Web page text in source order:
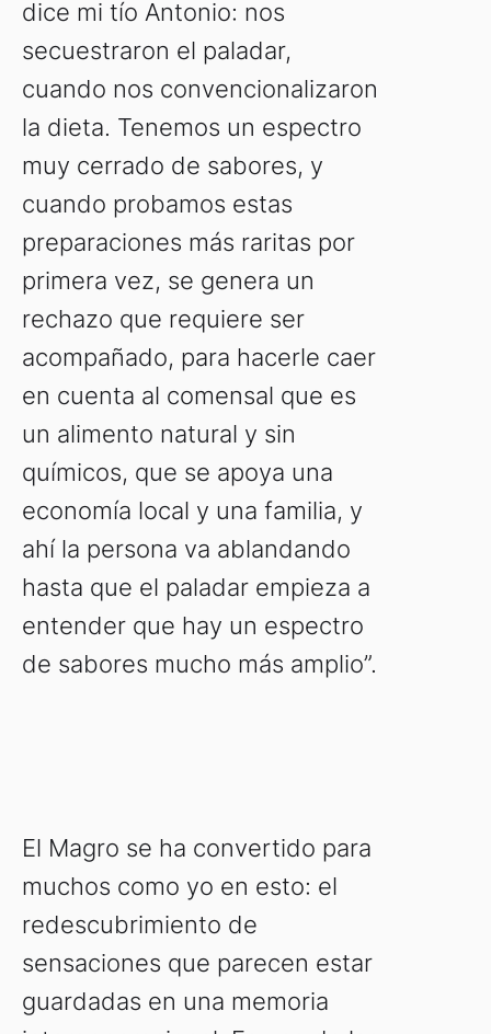
dice mi tío Antonio: nos
secuestraron el paladar,
cuando nos convencionalizaron
la dieta. Tenemos un espectro
muy cerrado de sabores, y
cuando probamos estas
preparaciones más raritas por
primera vez, se genera un
rechazo que requiere ser
acompañado, para hacerle caer
en cuenta al comensal que es
un alimento natural y sin
químicos, que se apoya una
economía local y una familia, y
ahí la persona va ablandando
hasta que el paladar empieza a
entender que hay un espectro
de sabores mucho más amplio”.
El Magro se ha convertido para
muchos como yo en esto: el
redescubrimiento de
sensaciones que parecen estar
guardadas en una memoria